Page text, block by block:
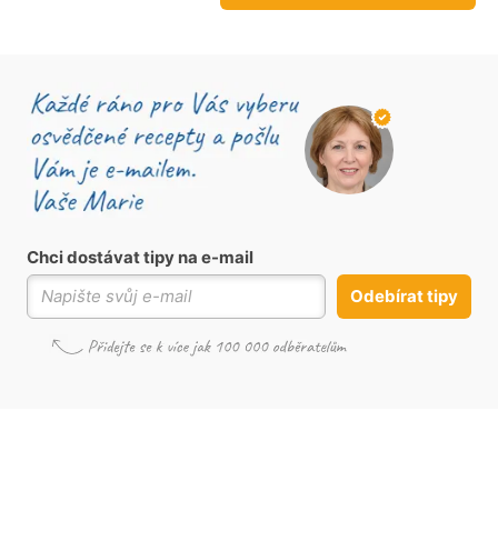
Chci dostávat tipy na e-mail
Odebírat tipy